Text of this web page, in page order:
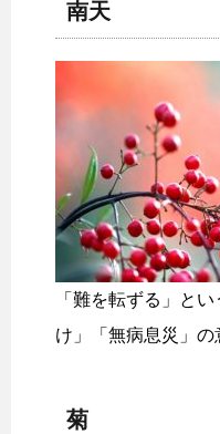
南天
「難を転ずる」と
け」「無病息災」の
菊